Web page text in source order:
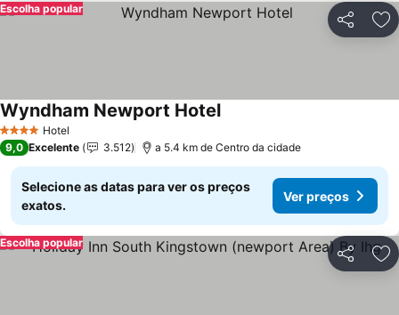
Partilhar
Escolha popular
4 EstrelasHotel
Wyndham Newport Hotel
9,0 Excelente 3.512 a 5.4 km de Centro da cidade
Selecione as datas para ver os preços
exatos.
Ver preços
Partilhar
Escolha popular